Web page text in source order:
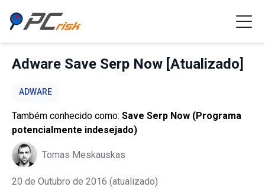
Adware Save Serp Now [Atualizado]
ADWARE
Também conhecido como: Save Serp Now (Programa
potencialmente indesejado)
Tomas Meskauskas
20 de Outubro de 2016 (atualizado)